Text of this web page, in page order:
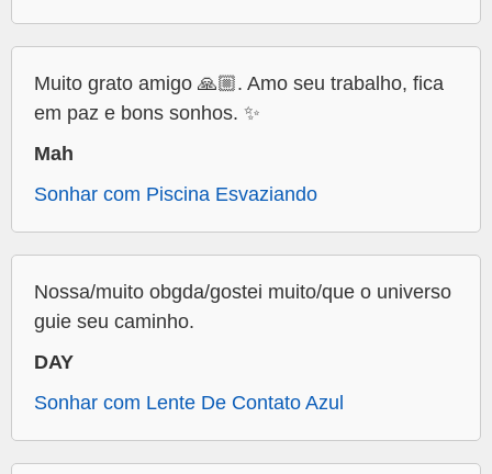
Muito grato amigo 🙏🏼. Amo seu trabalho, fica
em paz e bons sonhos. ✨
Mah
Sonhar com Piscina Esvaziando
Nossa/muito obgda/gostei muito/que o universo
guie seu caminho.
DAY
Sonhar com Lente De Contato Azul